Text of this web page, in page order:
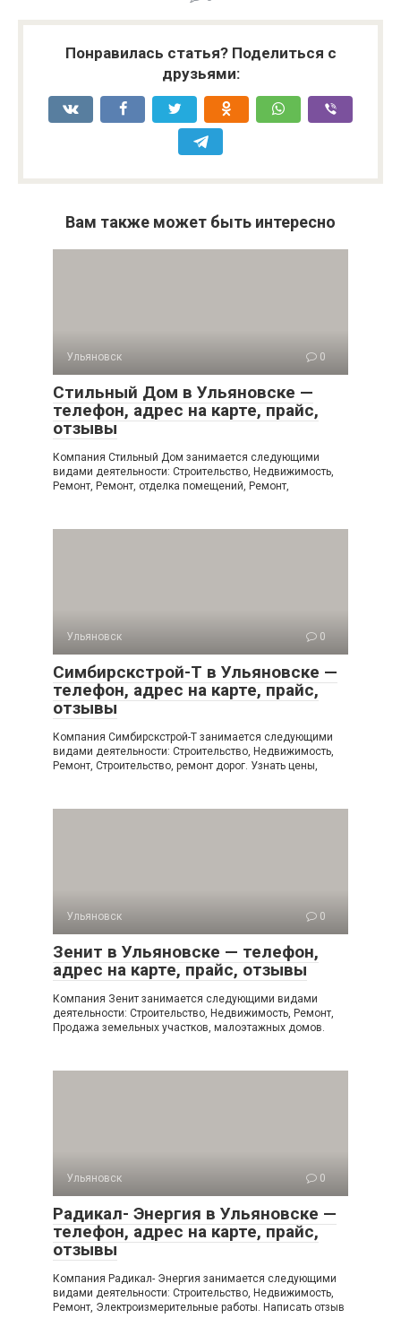
Понравилась статья? Поделиться с
друзьями:
Вам также может быть интересно
Ульяновск 0
Стильный Дом в Ульяновске —
телефон, адрес на карте, прайс,
отзывы
Компания Стильный Дом занимается следующими
видами деятельности: Строительство, Недвижимость,
Ремонт, Ремонт, отделка помещений, Ремонт,
Ульяновск 0
Симбирскстрой-Т в Ульяновске —
телефон, адрес на карте, прайс,
отзывы
Компания Симбирскстрой-Т занимается следующими
видами деятельности: Строительство, Недвижимость,
Ремонт, Строительство, ремонт дорог. Узнать цены,
Ульяновск 0
Зенит в Ульяновске — телефон,
адрес на карте, прайс, отзывы
Компания Зенит занимается следующими видами
деятельности: Строительство, Недвижимость, Ремонт,
Продажа земельных участков, малоэтажных домов.
Ульяновск 0
Радикал- Энергия в Ульяновске —
телефон, адрес на карте, прайс,
отзывы
Компания Радикал- Энергия занимается следующими
видами деятельности: Строительство, Недвижимость,
Ремонт, Электроизмерительные работы. Написать отзыв